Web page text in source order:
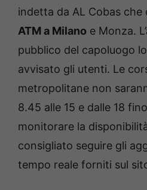
indetta da AL Cobas che
ATM a Milano e Monza.
pubblico del capoluogo
avvisato gli utenti. Le
metropolitane non
8.45 alle 15 e dalle 18
monitorare la
consigliato seguire gli
tempo reale forniti sul